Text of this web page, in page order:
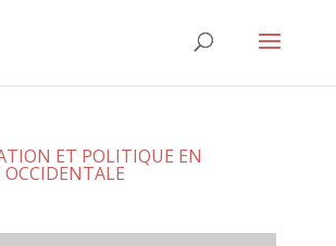
ET POLITIQUE EN